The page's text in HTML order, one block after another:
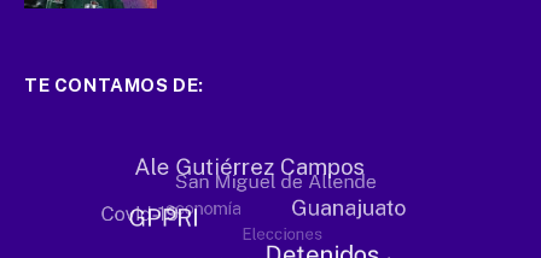
TE CONTAMOS DE: